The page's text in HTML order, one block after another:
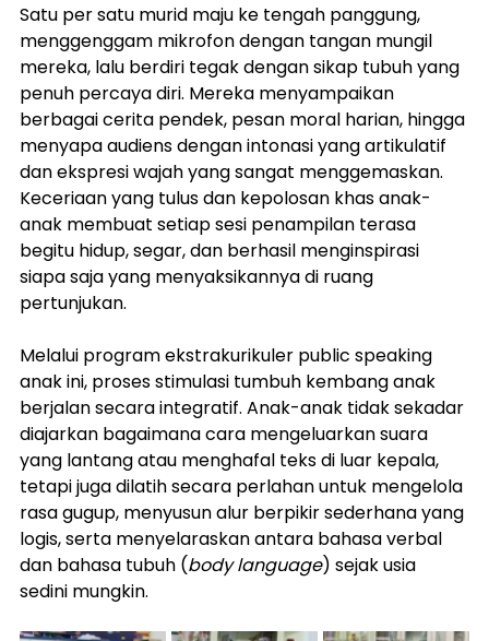
Satu per satu murid maju ke tengah panggung,
menggenggam mikrofon dengan tangan mungil
mereka, lalu berdiri tegak dengan sikap tubuh yang
penuh percaya diri. Mereka menyampaikan
berbagai cerita pendek, pesan moral harian, hingga
menyapa audiens dengan intonasi yang artikulatif
dan ekspresi wajah yang sangat menggemaskan.
Keceriaan yang tulus dan kepolosan khas anak-
anak membuat setiap sesi penampilan terasa
begitu hidup, segar, dan berhasil menginspirasi
siapa saja yang menyaksikannya di ruang
pertunjukan.
Melalui program ekstrakurikuler public speaking
anak ini, proses stimulasi tumbuh kembang anak
berjalan secara integratif. Anak-anak tidak sekadar
diajarkan bagaimana cara mengeluarkan suara
yang lantang atau menghafal teks di luar kepala,
tetapi juga dilatih secara perlahan untuk mengelola
rasa gugup, menyusun alur berpikir sederhana yang
logis, serta menyelaraskan antara bahasa verbal
dan bahasa tubuh (body language) sejak usia
sedini mungkin.